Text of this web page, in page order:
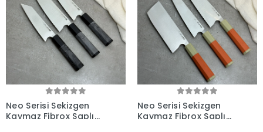
Neo Serisi Sekizgen
Kaymaz Fibrox Saplı
Neo Serisi Sekizgen
Kaymaz Fibrox Saplı